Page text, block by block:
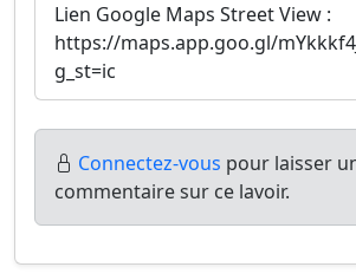
Lien Google Maps Street View :
https://maps.app.goo.gl/
g_st=ic
Connectez-vous pour laisser
commentaire sur ce lavoir.